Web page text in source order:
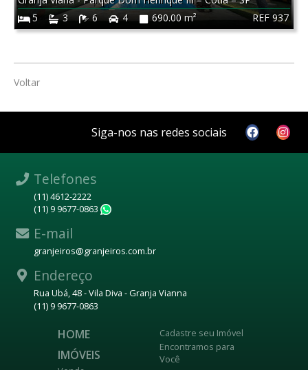
REF 937
5
3 6 4 690.00 m²
Voltar
Siga-nos nas redes sociais
Telefones
(11) 4612-2222
(11) 9 9677-0863
E-mail
granjeiros@granjeiros.com.br
Endereço
Rua Ubá, 48 - Vila Diva - Granja Vianna
(11) 9 9677-0863
HOME
IMÓVEIS
Cadastre seu Imóvel
Encontramos para
Você